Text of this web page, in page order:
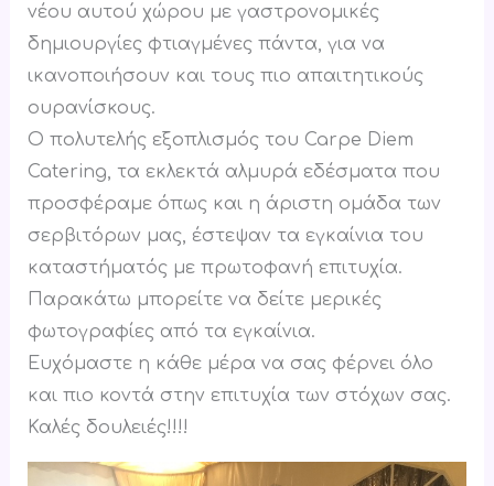
νέου αυτού χώρου με γαστρονομικές
δημιουργίες φτιαγμένες πάντα, για να
ικανοποιήσουν και τους πιο απαιτητικούς
ουρανίσκους.
Ο πολυτελής εξοπλισμός του Carpe Diem
Catering, τα εκλεκτά αλμυρά εδέσματα που
προσφέραμε όπως και η άριστη ομάδα των
σερβιτόρων μας, έστεψαν τα εγκαίνια του
καταστήματός με πρωτοφανή επιτυχία.
Παρακάτω μπορείτε να δείτε μερικές
φωτογραφίες από τα εγκαίνια.
Ευχόμαστε η κάθε μέρα να σας φέρνει όλο
και πιο κοντά στην επιτυχία των στόχων σας.
Καλές δουλειές!!!!